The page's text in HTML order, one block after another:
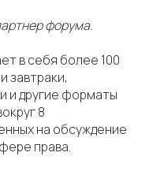
форума.
в себя более 100
завтраки,
и другие форматы
8
на обсуждение
права.